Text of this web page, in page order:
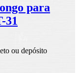
para
31
ou depósito